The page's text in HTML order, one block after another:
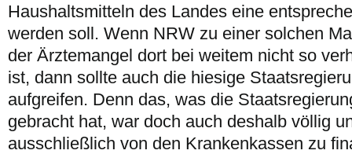
Haushaltsmitteln des Landes eine
werden soll. Wenn NRW zu einer solchen
der Ärztemangel dort bei weitem nicht so
ist, dann sollte auch die hiesige
aufgreifen. Denn das, was die
gebracht hat, war doch auch deshalb völlig
ausschließlich von den Krankenkassen zu